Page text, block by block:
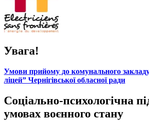
Увага!
Умови прийому до комунального
ліцей” Чернігівської обласної ради
Соціально-психологічна
умовах воєнного стану